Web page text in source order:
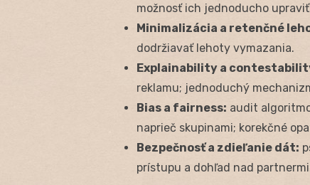
možnosť ich jednoducho
Minimalizácia a retenčné
dodržiavať lehoty vymazania.
Explainability a
reklamu; jednoduchý
Bias a fairness: audit
naprieč skupinami; korekčné
Bezpečnosť a zdieľanie dát:
prístupu a dohľad nad